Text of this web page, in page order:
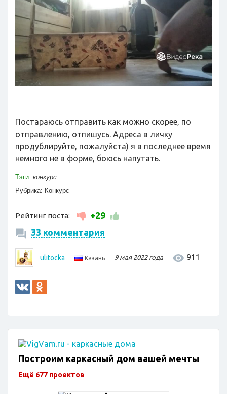
Постараюсь отправить как можно скорее, по
отправлению, отпишусь. Адреса в личку
продублируйте, пожалуйста) я в последнее время
немного не в форме, боюсь напутать.
Тэги: конкурс
Рубрика: Конкурс
Рейтинг поста:
+29
33 комментария
ulitocka Казань 9 мая 2022 года 911
Построим каркасный дом вашей мечты
Ещё 677 проектов